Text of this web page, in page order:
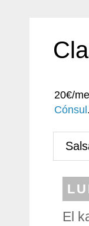
20€/
Cónsul
El